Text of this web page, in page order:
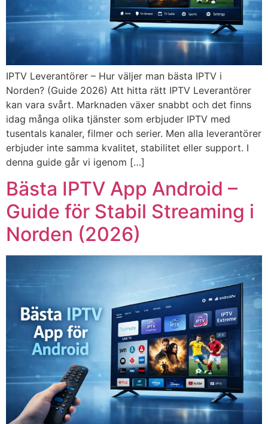
IPTV Leverantörer – Hur väljer man bästa IPTV i
Norden? (Guide 2026) Att hitta rätt IPTV Leverantörer
kan vara svårt. Marknaden växer snabbt och det finns
idag många olika tjänster som erbjuder IPTV med
tusentals kanaler, filmer och serier. Men alla leverantörer
erbjuder inte samma kvalitet, stabilitet eller support. I
denna guide går vi igenom […]
Bästa IPTV App Android –
Guide för Stabil Streaming i
Norden (2026)